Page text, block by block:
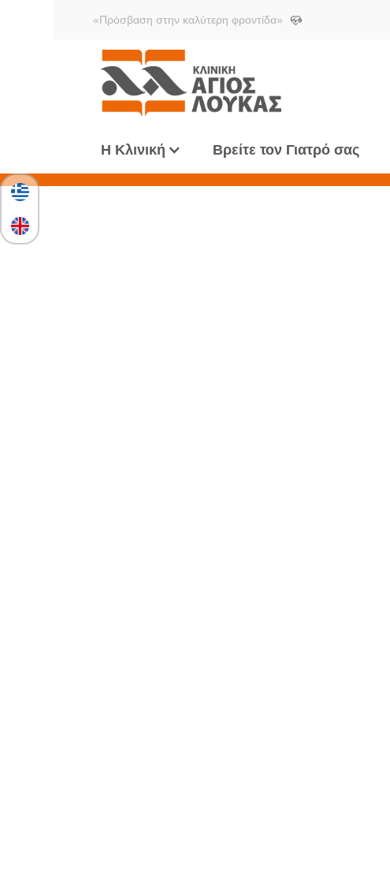
«Πρόσβαση στην καλύτερη φροντίδα»
Η Κλινική Βρείτε τον Γιατρό σας